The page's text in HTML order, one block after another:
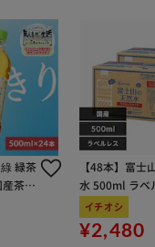
緑茶
茶葉
【48本】富士
水 500ml ラベ
イチオシ
¥2,480